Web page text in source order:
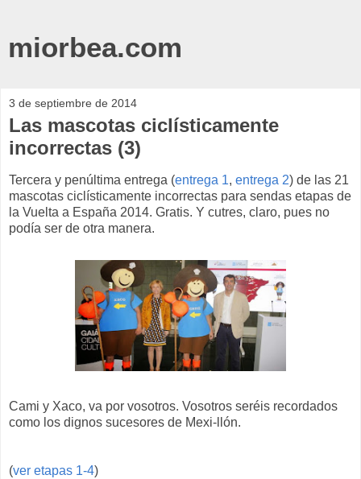
miorbea.com
3 de septiembre de 2014
Las mascotas ciclísticamente
incorrectas (3)
Tercera y penúltima entrega (entrega 1, entrega 2) de las 21
mascotas ciclísticamente incorrectas para sendas etapas de
la Vuelta a España 2014. Gratis. Y cutres, claro, pues no
podía ser de otra manera.
Cami y Xaco, va por vosotros. Vosotros seréis recordados
como los dignos sucesores de Mexi-llón.
(ver etapas 1-4)